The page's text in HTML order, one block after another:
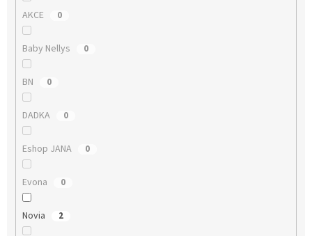
AKCE 0
Baby Nellys 0
BN 0
DADKA 0
Eshop JANA 0
Evona 0
Novia 2